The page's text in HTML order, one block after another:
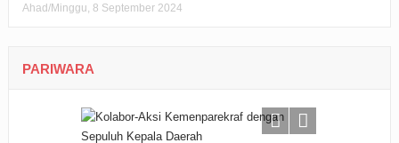
Ahad/Minggu, 8 September 2024
PARIWARA